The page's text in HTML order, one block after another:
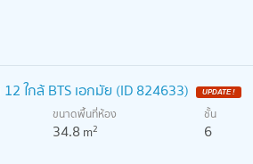
ใกล้ BTS เอกมัย (ID 824633)
ขนาดพื้นที่ห้อง
34.8 m2
ชั้น
6